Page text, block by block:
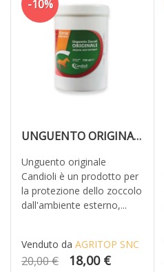
-10%
UNGUENTO ORIGINALE ZOCCOLI CANDIOLI
Unguento originale
Candioli è un prodotto per
la protezione dello zoccolo
dall'ambiente esterno,...
Venduto da AGRITOP SNC
20,00 € 18,00 €